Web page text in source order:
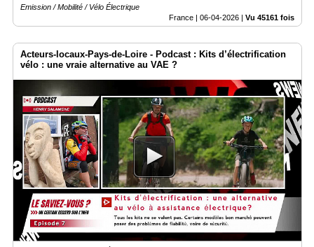
Emission / Mobilité / Vélo Électrique
France | 06-04-2026 | Vu 45161 fois
Acteurs-locaux-Pays-de-Loire - Podcast : Kits d’électrification
vélo : une vraie alternative au VAE ?